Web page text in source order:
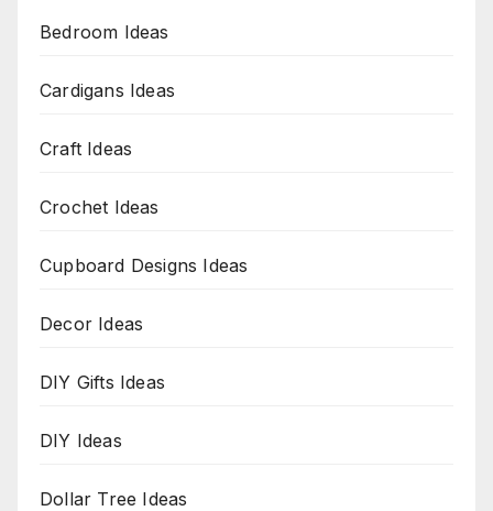
Bedroom Ideas
Cardigans Ideas
Craft Ideas
Crochet Ideas
Cupboard Designs Ideas
Decor Ideas
DIY Gifts Ideas
DIY Ideas
Dollar Tree Ideas